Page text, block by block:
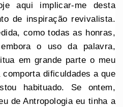
aqui implicar-me desta
de inspiração revivalista.
como todas as honras,
o uso da palavra,
em grande parte o meu
dificuldades a que
habituado. Se ontem,
de Antropologia eu tinha a